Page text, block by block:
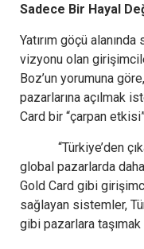
Sadece Bir Hayal
Yatırım göçü
vizyonu olan
Boz’un yorumuna
pazarlarına açılmak
Card bir “çarpan
“Türkiye’den
global pazarlarda
Gold Card gibi
sağlayan sistemler,
gibi pazarlara